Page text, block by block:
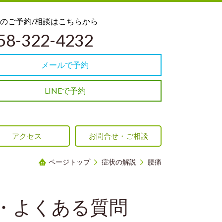
でのご予約/相談はこちらから
322-4232
メールで予約
LINEで予約
アクセス お問合せ・ご相談
ページトップ 症状の解説 腰痛
よくある質問